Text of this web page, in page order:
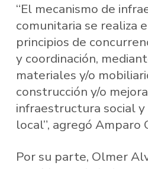
“El mecanismo de
comunitaria se realiza
principios de
y coordinación,
materiales y/o
construcción y/o
infraestructura social
local”, agregó Amparo
Por su parte, Olmer